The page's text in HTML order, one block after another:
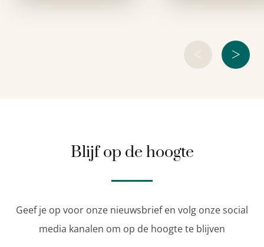
< >
Blijf op de hoogte
Geef je op voor onze nieuwsbrief en volg onze social
media kanalen om op de hoogte te blijven